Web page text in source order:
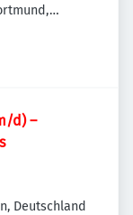
d) –
Deutschland